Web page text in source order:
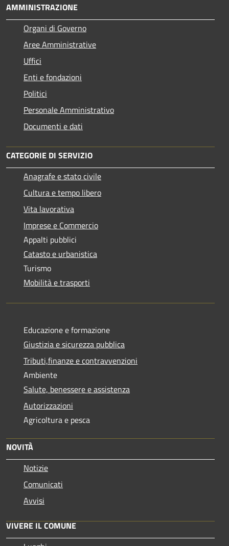
AMMINISTRAZIONE
Organi di Governo
Aree Amministrative
Uffici
Enti e fondazioni
Politici
Personale Amministrativo
Documenti e dati
CATEGORIE DI SERVIZIO
Anagrafe e stato civile
Cultura e tempo libero
Vita lavorativa
Imprese e Commercio
Appalti pubblici
Catasto e urbanistica
Turismo
Mobilità e trasporti
Educazione e formazione
Giustizia e sicurezza pubblica
Tributi,finanze e contravvenzioni
Ambiente
Salute, benessere e assistenza
Autorizzazioni
Agricoltura e pesca
NOVITÀ
Notizie
Comunicati
Avvisi
VIVERE IL COMUNE